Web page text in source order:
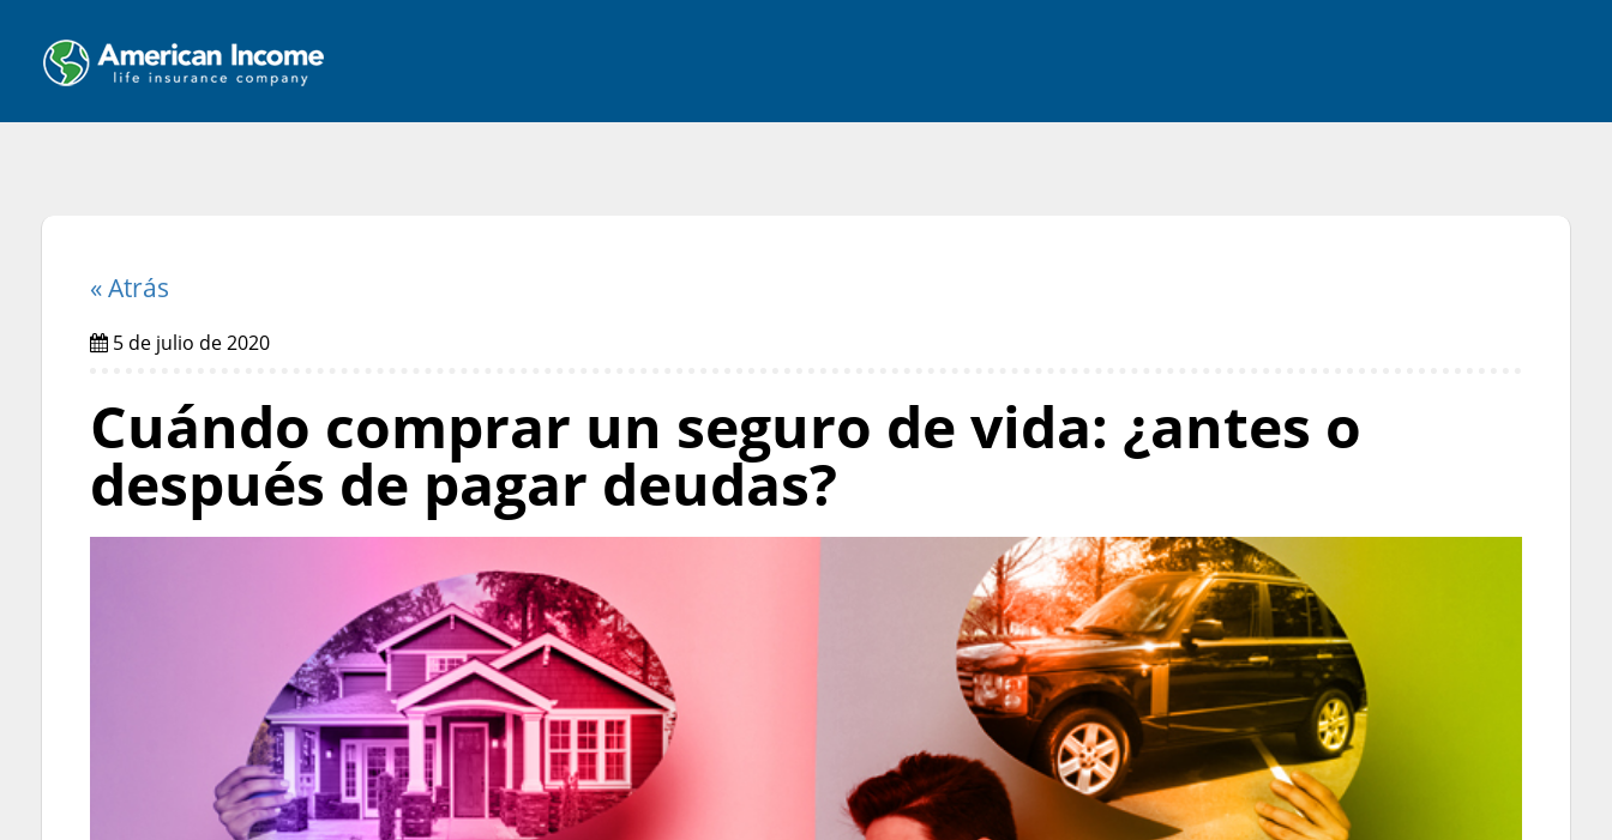
« Atrás
5 de julio de 2020
Cuándo comprar un seguro de vida: ¿antes o
después de pagar deudas?